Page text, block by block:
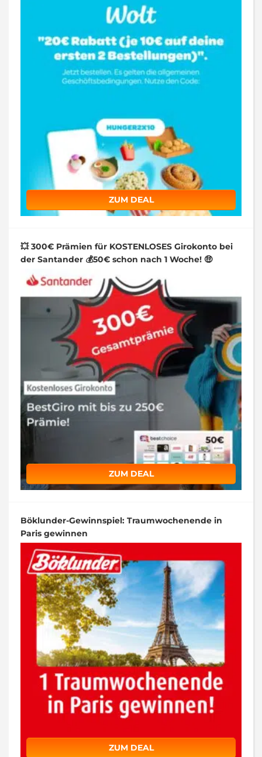
ZUM DEAL
💥 300€ Prämien für KOSTENLOSES Girokonto bei
der Santander 💰50€ schon nach 1 Woche! 🤑
ZUM DEAL
Böklunder-Gewinnspiel: Traumwochenende in
Paris gewinnen
ZUM DEAL